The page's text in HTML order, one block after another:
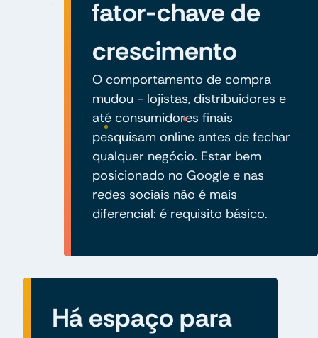
fator-chave de
crescimento
O comportamento de compra
mudou - lojistas, distribuidores e
até consumidores finais
pesquisam online antes de fechar
qualquer negócio. Estar bem
posicionado no Google e nas
redes sociais não é mais
diferencial: é requisito básico.
Há espaço para